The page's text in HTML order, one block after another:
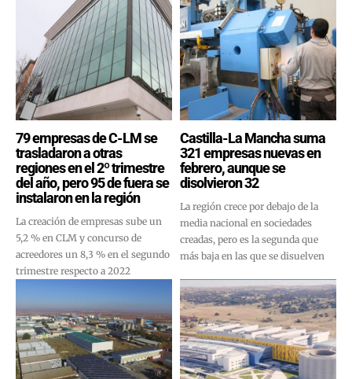
79 empresas de C-LM se
trasladaron a otras
regiones en el 2º trimestre
del año, pero 95 de fuera se
instalaron en la región
La creación de empresas sube un
5,2 % en CLM y concurso de
acreedores un 8,3 % en el segundo
trimestre respecto a 2022
Castilla-La Mancha suma
321 empresas nuevas en
febrero, aunque se
disolvieron 32
La región crece por debajo de la
media nacional en sociedades
creadas, pero es la segunda que
más baja en las que se disuelven